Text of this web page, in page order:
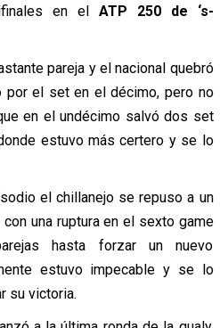
en el ATP 250 de ‘s-
pareja y el nacional quebró
el set en el décimo, pero no
en el undécimo salvó dos set
estuvo más certero y se lo
el chillanejo se repuso a un
una ruptura en el sexto game
hasta forzar un nuevo
estuvo impecable y se lo
su victoria.